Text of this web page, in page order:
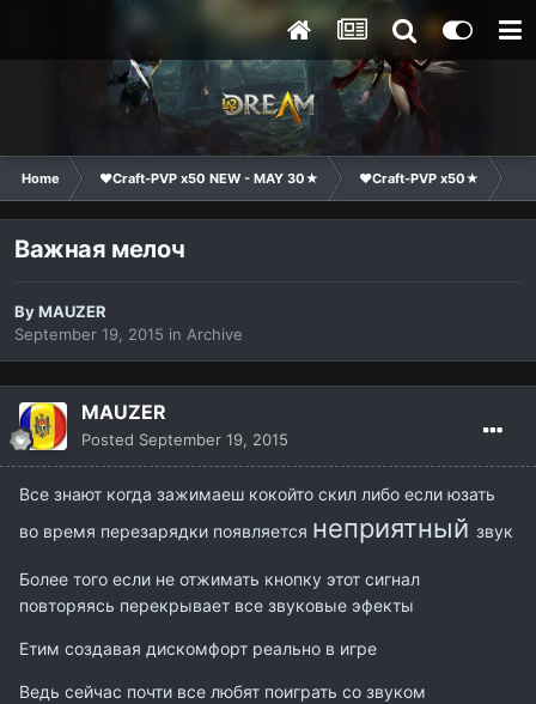
Home ❤Craft-PVP x50 NEW - MAY 30★ ❤Craft-PVP x50★
Важная мелоч
ByMAUZER
September 19, 2015 in Archive
MAUZER
Posted September 19, 2015
Все знают когда зажимаеш кокойто скил либо если юзать
во время перезарядки появляется неприятный звук
Более того если не отжимать кнопку этот сигнал
повторяясь перекрывает все звуковые эфекты
Етим создавая дискомфорт реально в игре
Ведь сейчас почти все любят поиграть со звуком